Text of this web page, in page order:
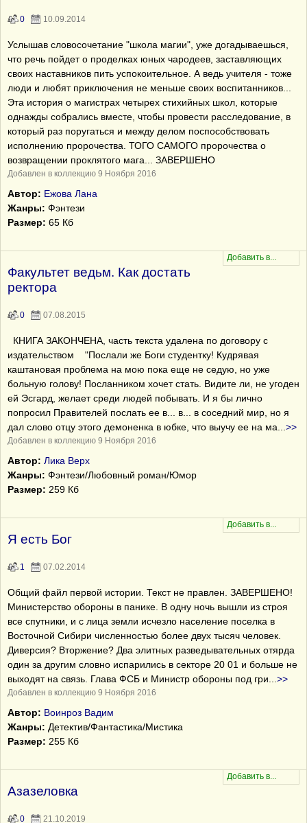
0 10.09.2014
Услышав словосочетание "школа магии", уже догадываешься,
что речь пойдет о проделках юных чародеев, заставляющих
своих наставников пить успокоительное. А ведь учителя - тоже
люди и любят приключения не меньше своих воспитанников...
Эта история о магистрах четырех стихийных школ, которые
однажды собрались вместе, чтобы провести расследование, в
который раз поругаться и между делом поспособствовать
исполнению пророчества. ТОГО САМОГО пророчества о
возвращении проклятого мага... ЗАВЕРШЕНО
Добавлен в коллекцию 9 Ноября 2016
Автор: Ежова Лана
Жанры: Фэнтези
Размер: 65 Кб
Факультет ведьм. Как достать
ректора
0 07.08.2015
КНИГА ЗАКОНЧЕНА, часть текста удалена по договору с
издательством "Послали же Боги студентку! Кудрявая
каштановая проблема на мою пока еще не седую, но уже
больную голову! Посланником хочет стать. Видите ли, не угоден
ей Эсгард, желает среди людей побывать. И я бы лично
попросил Правителей послать ее в... в... в соседний мир, но я
дал слово отцу этого демоненка в юбке, что выучу ее на ма
>>
Добавлен в коллекцию 9 Ноября 2016
Автор: Лика Верх
Жанры: Фэнтези/Любовный роман/Юмор
Размер: 259 Кб
Я есть Бог
1 07.02.2014
Общий файл первой истории. Текст не правлен. ЗАВЕРШЕНО!
Министерство обороны в панике. В одну ночь вышли из строя
все спутники, и с лица земли исчезло население поселка в
Восточной Сибири численностью более двух тысяч человек.
Диверсия? Вторжение? Два элитных разведывательных отярда
один за другим словно испарились в секторе 20 01 и больше не
выходят на связь. Глава ФСБ и Министр обороны под гри
>>
Добавлен в коллекцию 9 Ноября 2016
Автор: Воинроз Вадим
Жанры: Детектив/Фантастика/Мистика
Размер: 255 Кб
Aзазеловка
0 21.10.2019